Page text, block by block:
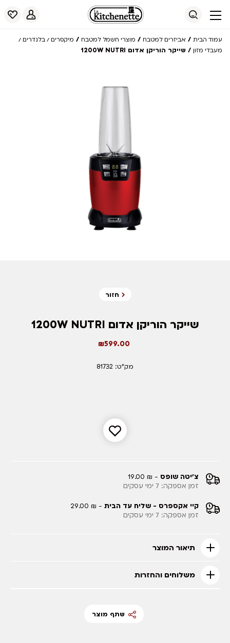
עמוד הבית / אביזרים למטבח / מוצרי חשמל למטבח / מיקסרים / בלנדרים /
מעבדי מזון / שייקר הוריקן אדום 1200W NUTRI
חזור
שייקר הוריקן אדום 1200W NUTRI
599.00
₪
מק"ט: 81732
צ'יטה שופס - ₪ 19.00
זמן אספקה: 7 ימי עסקים
קיי אקספרס - שליח עד הבית - ₪ 29.00
זמן אספקה: 7 ימי עסקים
תיאור המוצר
משלוחים והחזרות
שתף מוצר